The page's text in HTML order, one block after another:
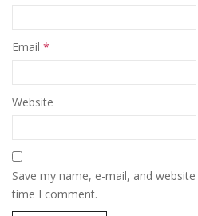
Email *
Website
Save my name, e-mail, and
time I comment.